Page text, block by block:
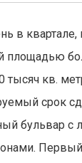
в
кв.
срок
бульвар
Первый